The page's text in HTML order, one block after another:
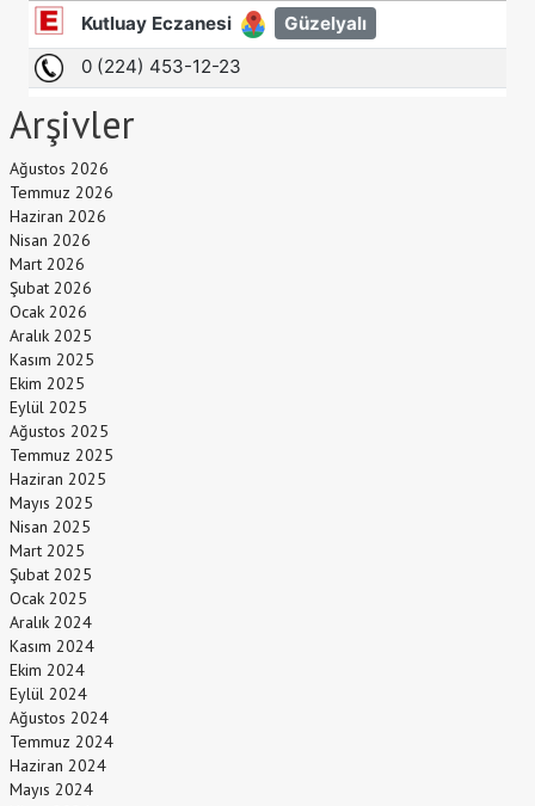
Arşivler
Ağustos 2026
Temmuz 2026
Haziran 2026
Nisan 2026
Mart 2026
Şubat 2026
Ocak 2026
Aralık 2025
Kasım 2025
Ekim 2025
Eylül 2025
Ağustos 2025
Temmuz 2025
Haziran 2025
Mayıs 2025
Nisan 2025
Mart 2025
Şubat 2025
Ocak 2025
Aralık 2024
Kasım 2024
Ekim 2024
Eylül 2024
Ağustos 2024
Temmuz 2024
Haziran 2024
Mayıs 2024